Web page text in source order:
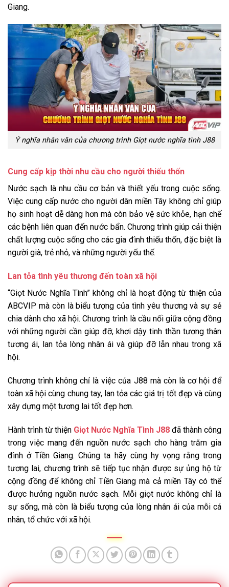
Giang.
Ý nghĩa nhân văn của chương trình Giọt nước nghĩa tình J88
Cung cấp kịp thời nhu cầu cho người thiếu thốn
Nước sạch là nhu cầu cơ bản và thiết yếu trong cuộc sống.
Việc cung cấp nước cho người dân miền Tây không chỉ giúp
họ sinh hoạt dễ dàng hơn mà còn bảo vệ sức khỏe, hạn chế
các bệnh liên quan đến nước bẩn. Chương trình giúp cải thiện
chất lượng cuộc sống cho các gia đình thiếu thốn, đặc biệt là
người già, trẻ nhỏ, và những người yếu thế.
Lan tỏa tình yêu thương đến toàn xã hội
“Giọt Nước Nghĩa Tình” không chỉ là hoạt động từ thiện của
ABCVIP mà còn là biểu tượng của tình yêu thương và sự sẻ
chia dành cho xã hội. Chương trình là cầu nối giữa cộng đồng
với những người cần giúp đỡ, khơi dậy tinh thần tương thân
tương ái, lan tỏa lòng nhân ái và giúp đỡ lẫn nhau trong xã
hội.
Chương trình không chỉ là việc của J88 mà còn là cơ hội để
toàn xã hội cùng chung tay, lan tỏa các giá trị tốt đẹp và cùng
xây dựng một tương lai tốt đẹp hơn.
Hành trình từ thiện Giọt Nước Nghĩa Tình J88 đã thành công
trong việc mang đến nguồn nước sạch cho hàng trăm gia
đình ở Tiền Giang. Chúng ta hãy cùng hy vọng rằng trong
tương lai, chương trình sẽ tiếp tục nhận được sự ủng hộ từ
cộng đồng để không chỉ Tiền Giang mà cả miền Tây có thể
được hưởng nguồn nước sạch. Mỗi giọt nước không chỉ là
sự sống, mà còn là biểu tượng của lòng nhân ái của mỗi cá
nhân, tổ chức với xã hội.